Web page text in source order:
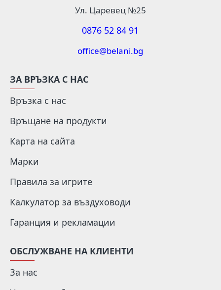
Ул. Царевец №25
0876 52 84 91
office@belani.bg
ЗА ВРЪЗКА С НАС
Връзка с нас
Връщане на продукти
Карта на сайта
Марки
Правила за игрите
Калкулатор за въздуховоди
Гаранция и рекламации
ОБСЛУЖВАНЕ НА КЛИЕНТИ
За нас